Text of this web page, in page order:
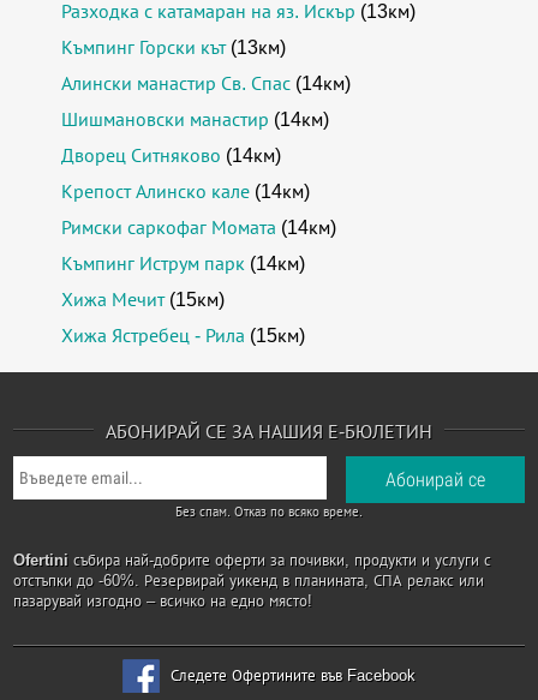
Разходка с катамаран на яз. Искър (13км)
Къмпинг Горски кът(13км)
Алински манастир Св. Спас (14км)
Шишмановски манастир (14км)
Дворец Ситняково (14км)
Крепост Алинско кале (14км)
Римски саркофаг Момата (14км)
Къмпинг Иструм парк (14км)
Хижа Мечит(15км)
Хижа Ястребец - Рила (15км)
АБОНИРАЙ СЕ ЗА НАШИЯ Е-БЮЛЕТИН
Без спам. Отказ по всяко време.
Ofertini събира най-добрите оферти за почивки, продукти и услуги с
отстъпки до -60%. Резервирай уикенд в планината, СПА релакс или
пазарувай изгодно – всичко на едно място!
Следете Офертините във Facebook